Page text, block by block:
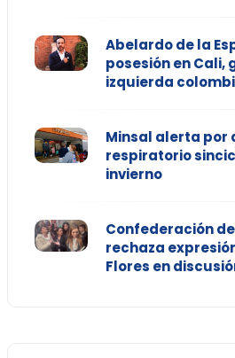
Abelardo de la
posesión en Cali,
izquierda
Minsal alerta por
respiratorio
invierno
Confederación
rechaza
Flores en